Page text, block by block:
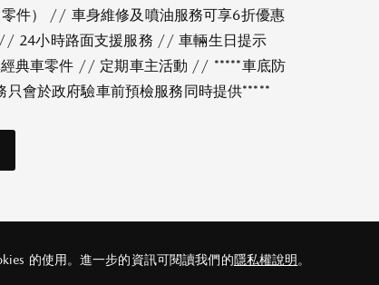
的使用。進一步的資訊可閱讀我們的隱私權說明 。
件） // 車身維修及噴油服務可享6折優惠
// 24小時路面支援服務 // 車輛生日提示
典車零件 // 定期車主活動 // *****車底防
只會於政府驗車前預檢服務同時提供*****